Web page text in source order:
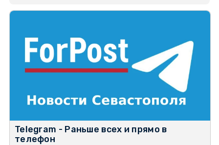
Telegram - Раньше всех и прямо в
телефон